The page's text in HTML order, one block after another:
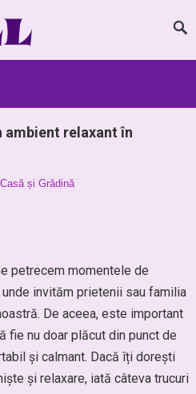
ambient relaxant în
Casă și Grădină
petrecem momentele de
invităm prietenii sau familia
De aceea, este important
fie nu doar plăcut din punct de
și calmant. Dacă îți dorești
și relaxare, iată câteva trucuri